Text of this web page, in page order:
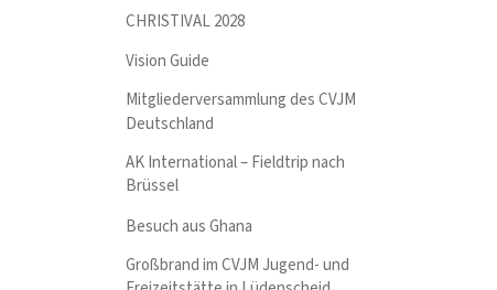
CHRISTIVAL 2028
Vision Guide
Mitgliederversammlung des CVJM
Deutschland
AK International – Fieldtrip nach
Brüssel
Besuch aus Ghana
Großbrand im CVJM Jugend- und